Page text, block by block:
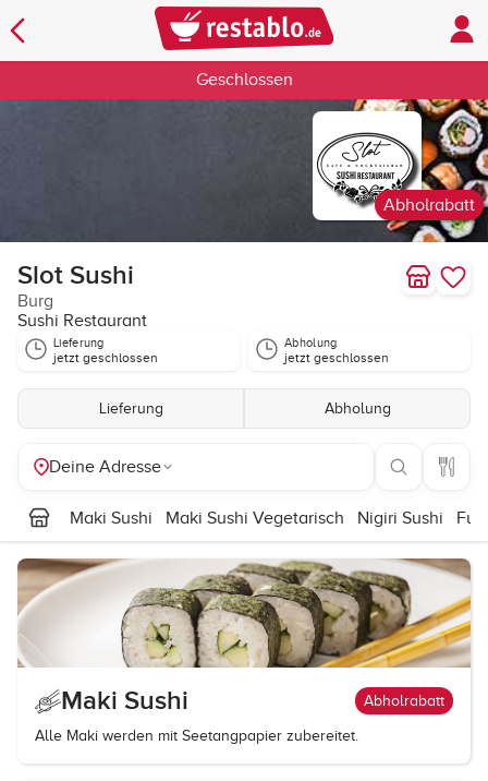
Geschlossen
Abholrabatt
Slot Sushi
Burg
Sushi Restaurant
Lieferung
jetzt geschlossen
Abholung
jetzt geschlossen
Lieferung Abholung
Deine Adresse
Maki Sushi Maki Sushi Vegetarisch Nigiri Sushi
Maki Sushi Abholrabatt
Alle Maki werden mit Seetangpapier zubereitet.